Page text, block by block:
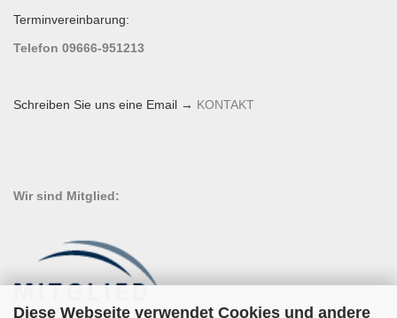
Diese Webseite verwendet Cookies und andere
Terminvereinbarung:
Telefon 09666-951213
Schreiben Sie uns eine Email → KONTAKT
Wir sind Mitglied: